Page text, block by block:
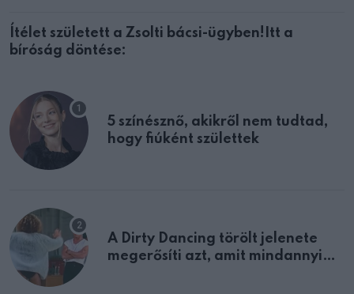
Ítélet született a Zsolti bácsi-ügyben!Itt a
bíróság döntése:
5 színésznő, akikről nem tudtad,
hogy fiúként születtek
A Dirty Dancing törölt jelenete
megerősíti azt, amit mindannyian